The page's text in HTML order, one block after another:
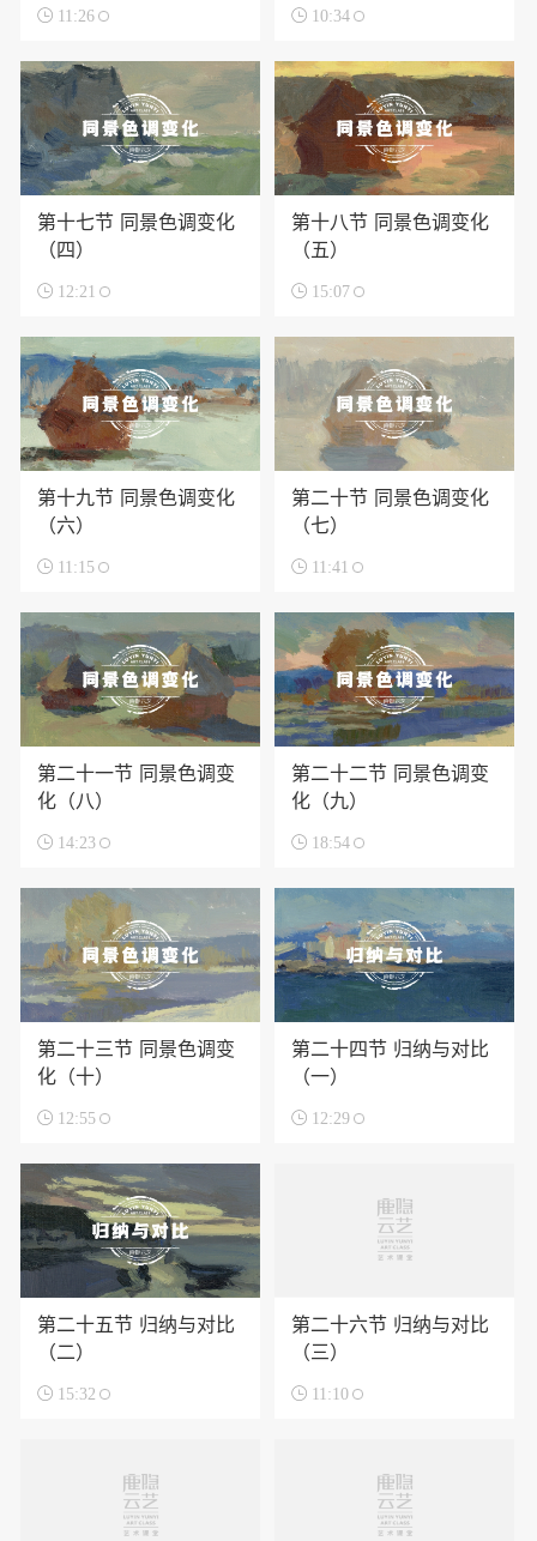
 11:26  10:34
第十七节 同景色调变化
（四）
 12:21
第十八节 同景色调变化
（五）
 15:07
第十九节 同景色调变化
（六）
 11:15
第二十节 同景色调变化
（七）
 11:41
第二十一节 同景色调变
化（八）
 14:23
第二十二节 同景色调变
化（九）
 18:54
第二十三节 同景色调变
化（十）
 12:55
第二十四节 归纳与对比
（一）
 12:29
第二十五节 归纳与对比
（二）
 15:32
第二十六节 归纳与对比
（三）
 11:10